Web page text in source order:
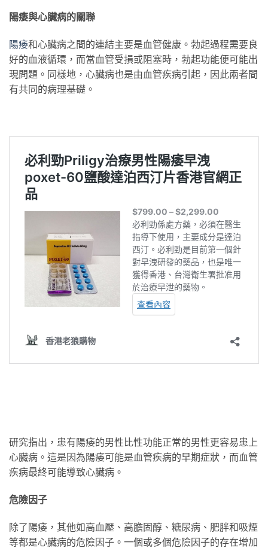
陽痿與心臟病的關聯
陽痿和心臟病之間的連結主要是血管健康。勃起過程需要良
好的血液循環，而當血管受損或阻塞時，勃起功能便可能出
現問題。同樣地，心臟病也是由血管疾病引起，因此兩者間
有共同的病理基礎。
研究指出，患有陽痿的男性比性功能正常的男性更容易患上
心臟病。這是因為陽痿可能是血管疾病的早期症狀，而血管
疾病最終可能導致心臟病。
危險因子
除了陽痿，其他如高血壓、高膽固醇、糖尿病、肥胖和吸煙
等都是心臟病的危險因子。一個或多個危險因子的存在增加